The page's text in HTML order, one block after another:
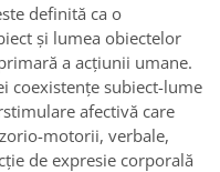
definită ca o
şi lumea obiectelor
a acţiunii umane.
coexistenţe subiect-lume
afectivă care
motorii, verbale,
de expresie corporală